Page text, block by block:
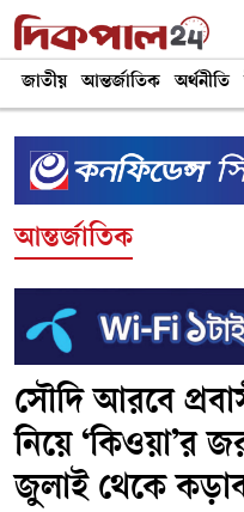
জাতীয় আন্তর্জাতিক অর্থনীতি
আন্তর্জাতিক
সৌদি আরবে
নিয়ে ‘কিওয়া’র
জুলাই থেকে